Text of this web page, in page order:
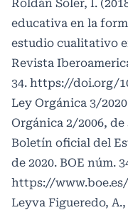
Roldán Soler, I.
educativa en la
estudio cualitativo
Revista
34. https://doi.org/
Ley Orgánica 3/
Orgánica 2/2006,
Boletín oficial del
de 2020. BOE núm.
https://
Leyva Figueredo,